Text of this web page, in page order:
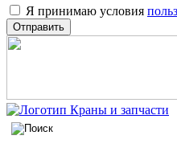
Я принимаю условия
Отправить